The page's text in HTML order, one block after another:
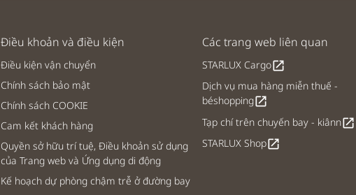
Điều khoản và điều kiện
Điều kiện vận chuyển
Chính sách bảo mật
Chính sách COOKIE
Cam kết khách hàng
Quyền sở hữu trí tuệ, Điều khoản sử dụng
của Trang web và Ứng dụng di động
Kế hoạch dự phòng chậm trễ ở đường bay
Các trang web liên quan
STARLUX Cargoopen_in_new
Dịch vụ mua hàng miễn thuế -
béshoppingopen_in_new
Tạp chí trên chuyến bay - kiânnopen_in_new
STARLUX Shopopen_in_new